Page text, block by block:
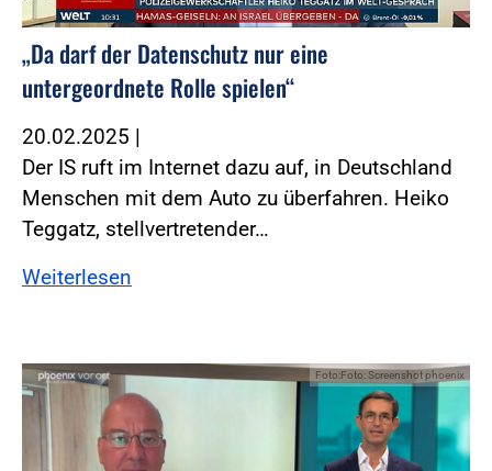
„Da darf der Datenschutz nur eine
untergeordnete Rolle spielen“
20.02.2025 |
Der IS ruft im Internet dazu auf, in Deutschland
Menschen mit dem Auto zu überfahren. Heiko
Teggatz, stellvertretender…
Weiterlesen
Foto:Foto: Screenshot phoenix